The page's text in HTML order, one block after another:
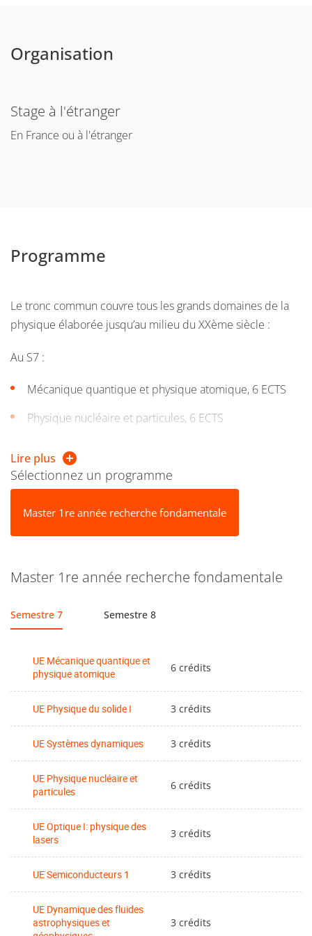
Organisation
Stage à l'étranger
En France ou à l'étranger
Programme
Le tronc commun couvre tous les grands domaines de la
physique élaborée jusqu’au milieu du XXème siècle :
Au S7 :
Mécanique quantique et physique atomique, 6 ECTS
Physique nucléaire et particules, 6 ECTS
géophysiques, 3 ECTS
Physique du solide I, 3 ECTS
Semi-conducteurs I, 3 ECTS
Optique I, 3 ECTS
Physique statistique avancée, 6 ECTS
Relativité générale et cosmologie, 3 ECTS
Physique numérique, 3ECTS
Chaos et application, 3ECTS
Analyse des données avancées, 3 ECTS
Au cours du second semestre, les étudiants choisissent
ensuite 4 UEs de spécialisation à 3 ECTS, leur ouvrant la
possibilité de choisir ensuite deux parcours de M2 :
Physique du solide II (a): Electrons de Bloch (M2: MQ)
Physique du solide II (b): Ordres et instabilités (M2: MQ)
Lire plus
Sélectionnez un programme
Master 1re année recherche fondamentale
Master 1re année recherche fondamentale
Semestre 7 Semestre 8
UE Mécanique quantique et
physique atomique
6 crédits
UE Physique du solide I 3 crédits
UE Systèmes dynamiques 3 crédits
UE Physique nucléaire et
particules
6 crédits
UE Optique I: physique des
lasers
3 crédits
UE Semiconducteurs 1 3 crédits
UE Dynamique des fluides
astrophysiques et
3 crédits